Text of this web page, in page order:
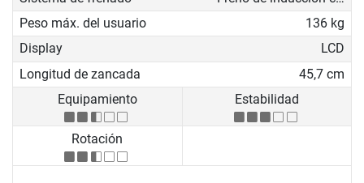
Peso máx. del usuario
136 kg
Display
LCD
Longitud de zancada
45,7 cm
Equipamiento
Estabilidad
Rotación